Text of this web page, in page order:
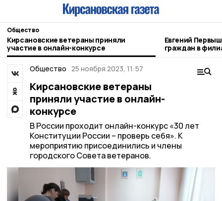
Общество
Кирсановские ветераны приняли
участие в онлайн-конкурсе
Евгений Первышов
граждан в
Отечества»
Общество 25 ноября 2023, 11:57
Кирсановские ветераны
приняли участие в онлайн-
конкурсе
В России проходит онлайн-конкурс «30 лет
Конституции России – проверь себя». К
мероприятию присоединились и члены
городского Совета ветеранов.